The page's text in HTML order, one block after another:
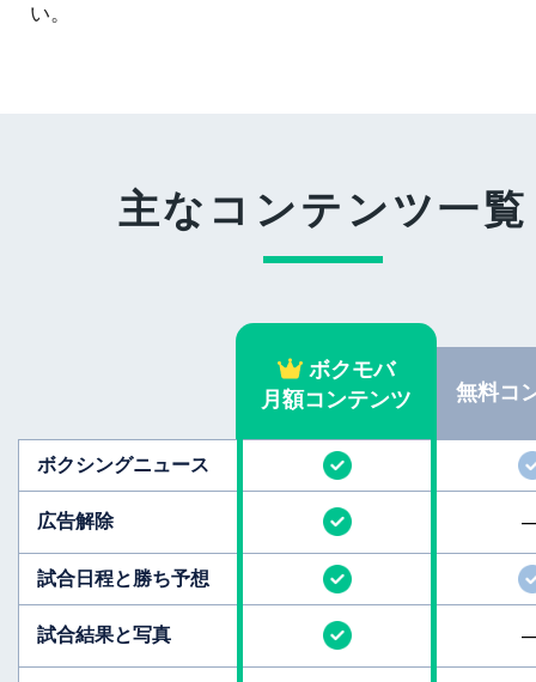
い。
主なコンテンツ一覧
ボクモバ
月額コンテンツ
無料コ
ボクシングニュース
広告解除
試合日程と勝ち予想
試合結果と写真